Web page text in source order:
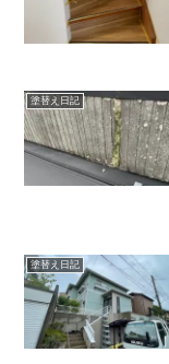
塗替え日記
塗替え日記